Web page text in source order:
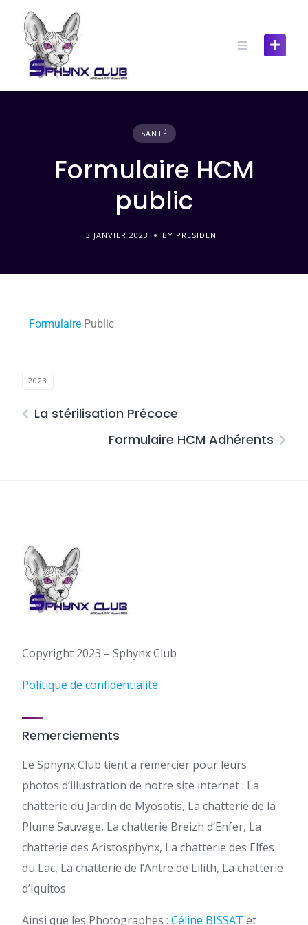
SANTÉ
Formulaire HCM
public
3 JANVIER 2023 BY PRESIDENT
Formulaire Public
2023
La stérilisation Précoce
Formulaire HCM Adhérents
Copyright 2023 – Sphynx Club
Politique de confidentialité
Remerciements
Le Sphynx Club tient a remercier pour leurs
photos d’illustration de notre site internet : La
chatterie du Jardin de Myosotis, La chatterie de la
Plume Sauvage, La chatterie Breizh d’Enfer, La
chatterie des Aristosphynx, La chatterie des Elfes
du Lac, La chatterie de l’Antre de Lilith, La chatterie
d’Iquitos
Ainsi que les Photographes : Céline BISSAT et